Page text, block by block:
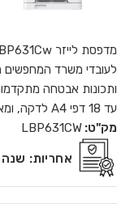
לעובדי משרד המחפשים
ותכונות אבטחה
עד 18 דפי A4 לדקה, ומאפשרת הדפסה איכותית ומהירה מכל מכשיר.
מק"ט: LBP631CW
אחריות: שנה